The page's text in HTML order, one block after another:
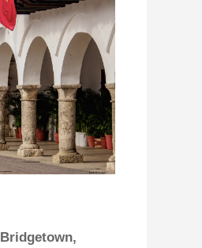
Bridgetown,